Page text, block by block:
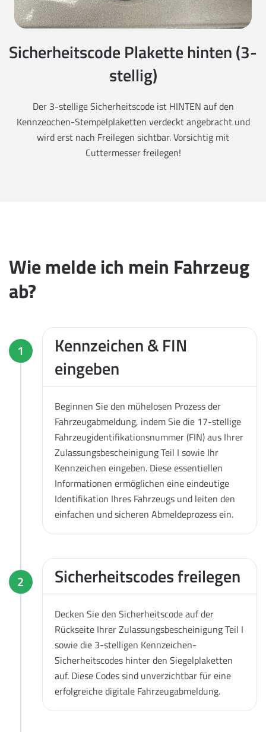
Sicherheitscode Plakette hinten (3-
stellig)
Der 3-stellige Sicherheitscode ist HINTEN auf den
Kennzeochen-Stempelplaketten verdeckt angebracht und
wird erst nach Freilegen sichtbar. Vorsichtig mit
Cuttermesser freilegen!
Wie melde ich mein Fahrzeug
ab?
1
Kennzeichen & FIN
eingeben
Beginnen Sie den mühelosen Prozess der
Fahrzeugabmeldung, indem Sie die 17-stellige
Fahrzeugidentifikationsnummer (FIN) aus Ihrer
Zulassungsbescheinigung Teil I sowie Ihr
Kennzeichen eingeben. Diese essentiellen
Informationen ermöglichen eine eindeutige
Identifikation Ihres Fahrzeugs und leiten den
einfachen und sicheren Abmeldeprozess ein.
2 Sicherheitscodes freilegen
Decken Sie den Sicherheitscode auf der
Rückseite Ihrer Zulassungsbescheinigung Teil I
sowie die 3-stelligen Kennzeichen-
Sicherheitscodes hinter den Siegelplaketten
auf. Diese Codes sind unverzichtbar für eine
erfolgreiche digitale Fahrzeugabmeldung.